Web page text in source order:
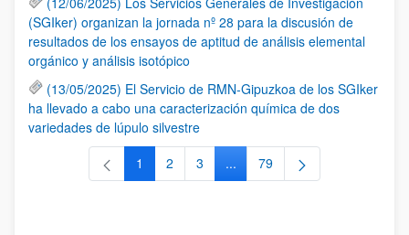
(SGIker) organizan la jornada nº 28 para la discusión de
resultados de los ensayos de aptitud de análisis elemental
orgánico y análisis isotópico
(13/05/2025) El Servicio de RMN-Gipuzkoa de los SGIker
ha llevado a cabo una caracterización química de dos
variedades de lúpulo silvestre
Página
1 Página
2 Página
3 ...Páginas intermedias Use TAB
Página
79